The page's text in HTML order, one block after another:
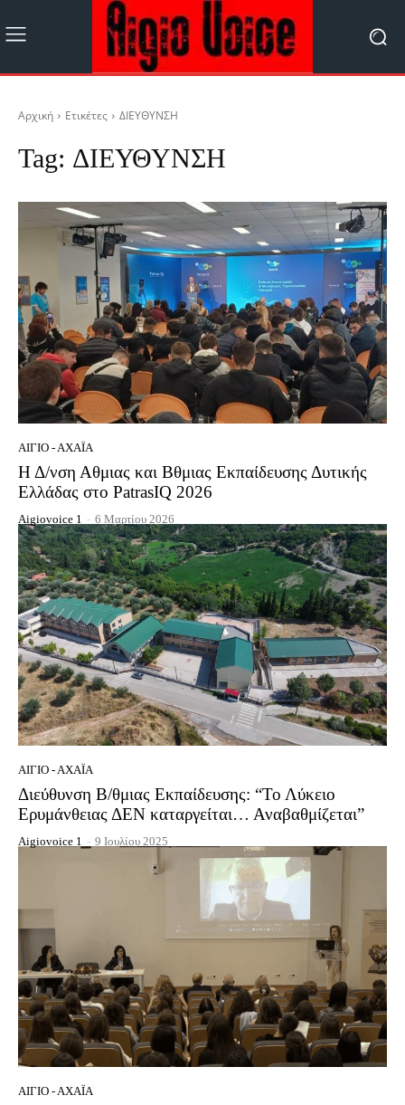
Αρχική Ετικέτες ΔΙΕΥΘΥΝΣΗ
Tag: ΔΙΕΥΘΥΝΣΗ
ΑΊΓΙΟ - ΑΧΑΪ́Α
Η Δ/νση Αθμιας και Βθμιας Εκπαίδευσης Δυτικής
Ελλάδας στο PatrasIQ 2026
Aigiovoice 1 - 6 Μαρτίου 2026
ΑΊΓΙΟ - ΑΧΑΪ́Α
Διεύθυνση Β/θμιας Εκπαίδευσης: “Το Λύκειο
Ερυμάνθειας ΔΕΝ καταργείται… Αναβαθμίζεται”
Aigiovoice 1 - 9 Ιουλίου 2025
ΑΊΓΙΟ - ΑΧΑΪ́Α